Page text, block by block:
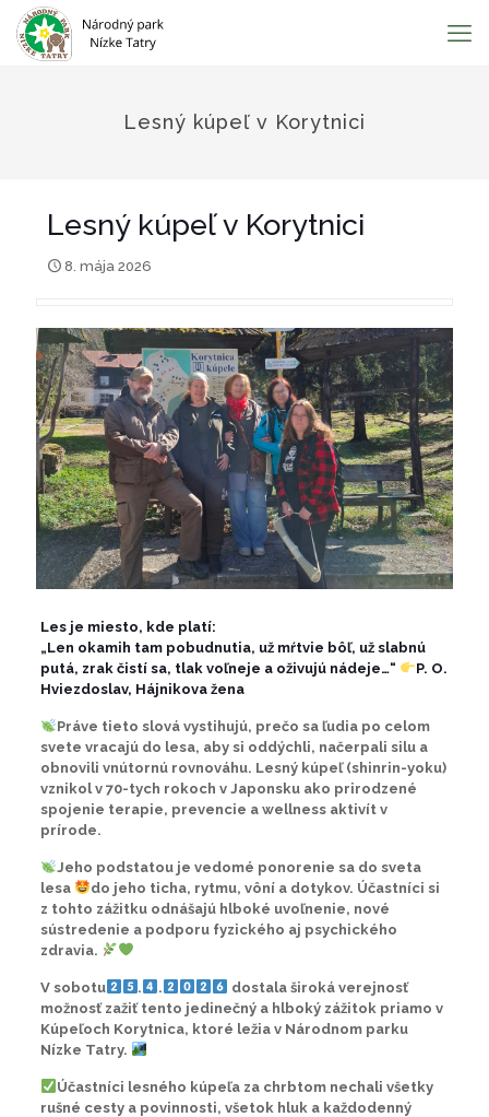
Lesný kúpeľ v Korytnici
Lesný kúpeľ v Korytnici
8. mája 2026
Les je miesto, kde platí:
„Len okamih tam pobudnutia, už mŕtvie bôľ, už slabnú
putá, zrak čistí sa, tlak voľneje a oživujú nádeje…“
P. O.
Hviezdoslav, Hájnikova žena
Práve tieto slová vystihujú, prečo sa ľudia po celom
svete vracajú do lesa, aby si oddýchli, načerpali silu a
obnovili vnútornú rovnováhu. Lesný kúpeľ (shinrin-yoku)
vznikol v 70-tych rokoch v Japonsku ako prirodzené
spojenie terapie, prevencie a wellness aktivít v
prírode.
Jeho podstatou je vedomé ponorenie sa do sveta
lesa
do jeho ticha, rytmu, vôní a dotykov. Účastníci si
z tohto zážitku odnášajú hlboké uvoľnenie, nové
sústredenie a podporu fyzického aj psychického
zdravia.
V sobotu . .
dostala široká verejnosť
možnosť zažiť tento jedinečný a hlboký zážitok priamo v
Kúpeľoch Korytnica, ktoré ležia v Národnom parku
Nízke Tatry.
Účastníci lesného kúpeľa za chrbtom nechali všetky
rušné cesty a povinnosti, všetok hluk a každodenný